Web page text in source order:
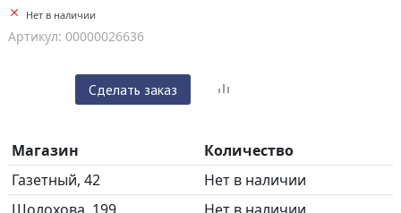
Нет в наличии
Артикул: 00000026636
Сделать заказ
Магазин
Количество
Газетный, 42
Нет в наличии